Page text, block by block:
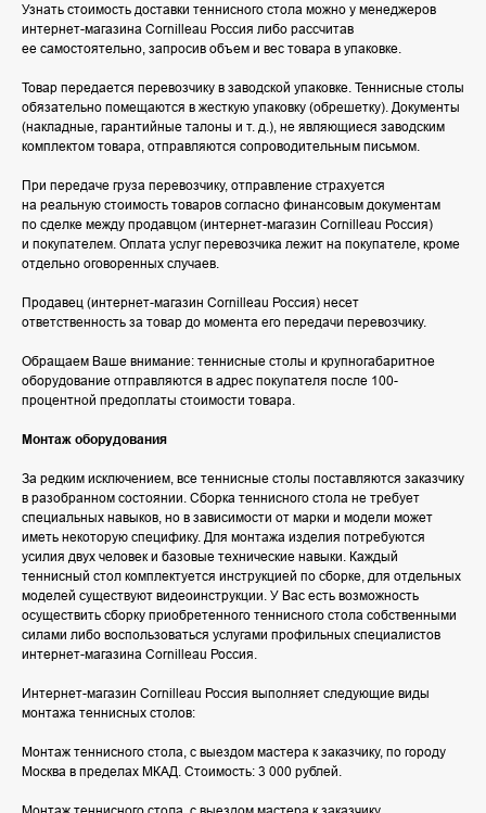
Узнать стоимость доставки теннисного стола можно у менеджеров
интернет-магазина Cornilleau Россия либо рассчитав
ее самостоятельно, запросив объем и вес товара в упаковке.
Товар передается перевозчику в заводской упаковке. Теннисные столы
обязательно помещаются в жесткую упаковку (обрешетку). Документы
(накладные, гарантийные талоны и т. д.), не являющиеся заводским
комплектом товара, отправляются сопроводительным письмом.
При передаче груза перевозчику, отправление страхуется
на реальную стоимость товаров согласно финансовым документам
по сделке между продавцом (интернет-магазин Cornilleau Россия)
и покупателем. Оплата услуг перевозчика лежит на покупателе, кроме
отдельно оговоренных случаев.
Продавец (интернет-магазин Cornilleau Россия) несет
ответственность за товар до момента его передачи перевозчику.
Обращаем Ваше внимание: теннисные столы и крупногабаритное
оборудование отправляются в адрес покупателя после 100-
процентной предоплаты стоимости товара.
Монтаж оборудования
За редким исключением, все теннисные столы поставляются заказчику
в разобранном состоянии. Сборка теннисного стола не требует
специальных навыков, но в зависимости от марки и модели может
иметь некоторую специфику. Для монтажа изделия потребуются
усилия двух человек и базовые технические навыки. Каждый
теннисный стол комплектуется инструкцией по сборке, для отдельных
моделей существуют видеоинструкции. У Вас есть возможность
осуществить сборку приобретенного теннисного стола собственными
силами либо воспользоваться услугами профильных специалистов
интернет-магазина Cornilleau Россия.
Интернет-магазин Cornilleau Россия выполняет следующие виды
монтажа теннисных столов:
Монтаж теннисного стола, с выездом мастера к заказчику, по городу
Москва в пределах МКАД. Стоимость: 3 000 рублей.